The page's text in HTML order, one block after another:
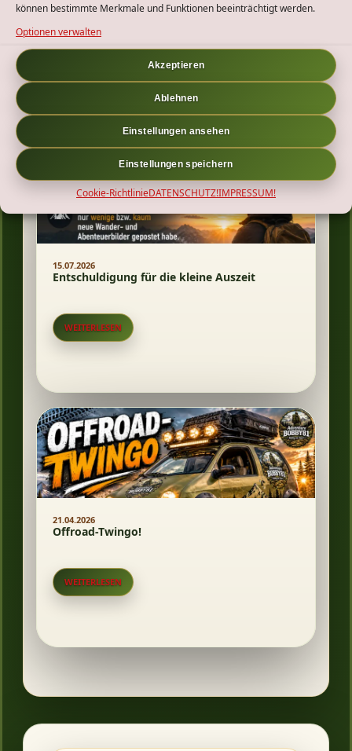
können bestimmte Merkmale und Funktionen beeinträchtigt werden.
Optionen verwalten
Akzeptieren
Ablehnen
Einstellungen ansehen
Einstellungen speichern
Cookie-RichtlinieDATENSCHUTZ!IMPRESSUM!
01.08.2026
optimieren!
15.07.2026
Entschuldigung für die kleine Auszeit
WEITERLESEN
21.04.2026
Offroad-Twingo!
WEITERLESEN